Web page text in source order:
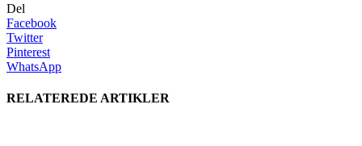
Del
Facebook
Twitter
Pinterest
WhatsApp
RELATEREDE ARTIKLER